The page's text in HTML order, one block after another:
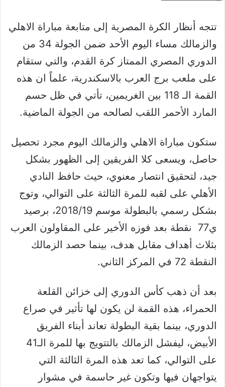
تتجه أنظار الكرة المصرية إلى متابعة مباراة الاهلي
والزمالك مساء اليوم الأحد ضمن الجولة 34 من
الدوري المصري الممتاز كرة القدم، والتي ستقام
على ملعب برج العرب بالاسكندرية، علماً ان هذه
القمة الـ 118 بين الغريمين، تأتي في ظل حسم
المارد الأحمر اللقب لصالحه من الجولة الماضية.
ستكون مباراة الاهلي والزمالك اليوم مجرد تحصيل
حاصل، ويسعى كلا الفريقين إلى الظهور بشكل
جيد، لتحقيق انتصار معنوي، حيث حافظ النادي
الأهلي على لقبه للمرة الثالثة على التوالي، وتوج
بشكل رسمي بالبطولة موسم 2018/19، برصيد
ي77 نقطة بعد فوزه الأخير على المقاولون العرب
بثلاث أهداف مقابل هدف، بينما حصد الزمالك
النقطة 72 في المركز الثاني.
بعد أن ذهب كأس الدوري إلى خزائن القلعة
الحمراء، هذه القمة لن يكون لها تأثير في صراع
الدوري، بينما بقية البطولة تعاند أبناء الفريق
الأبيض، ليفشل الزمالك بالتتويج بها للمرة الـ41
على التوالي، كما تعد هذه المرة الثالثة التي
يتواجهان فيها وتكون غير حاسمة في مشوار